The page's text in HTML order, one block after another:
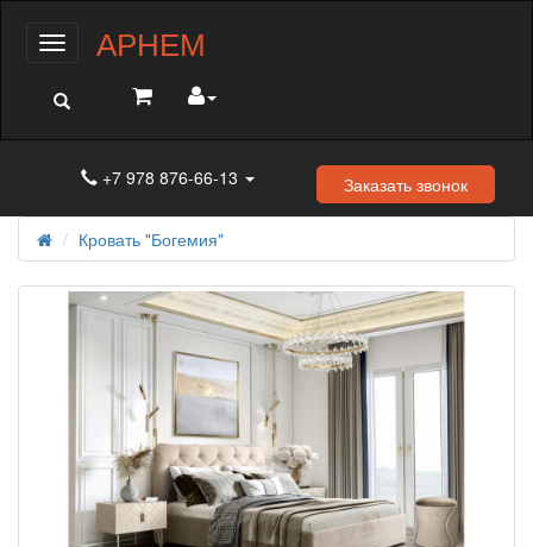
МенюАРНЕМ
+7 978 876-66-13 Заказать звонок
Кровать "Богемия"